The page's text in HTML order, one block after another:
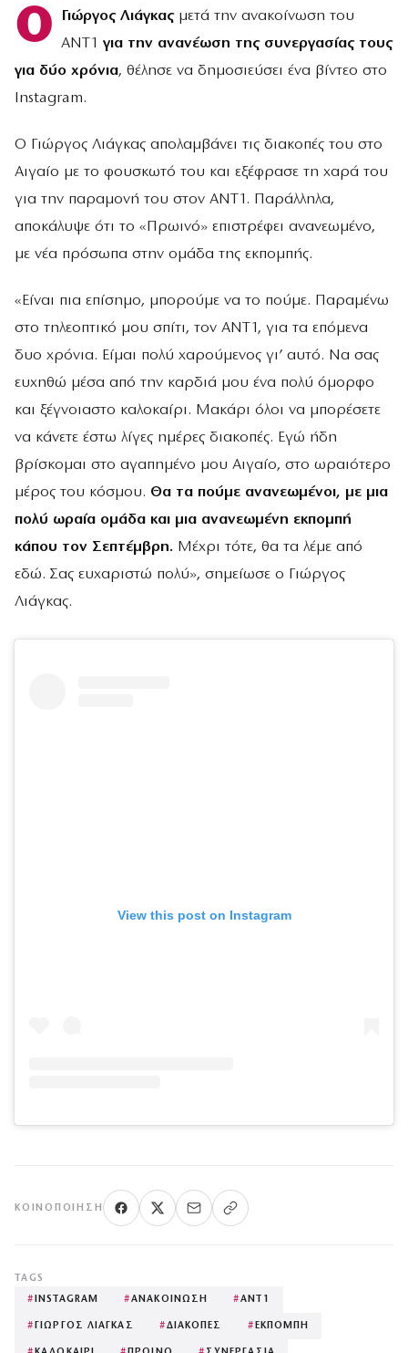
Ο Γιώργος Λιάγκαςμετά την ανακοίνωση του
ΑΝΤ1 για την ανανέωση της συνεργασίας τους
για δύο χρόνια, θέλησε να δημοσιεύσει ένα βίντεο στο
Instagram.
Ο Γιώργος Λιάγκας απολαμβάνει τις διακοπές του στο
Αιγαίο με το φουσκωτό του και εξέφρασε τη χαρά του
για την παραμονή του στον ΑΝΤ1. Παράλληλα,
αποκάλυψε ότι το «Πρωινό» επιστρέφει ανανεωμένο,
με νέα πρόσωπα στην ομάδα της εκπομπής.
«Είναι πια επίσημο, μπορούμε να το πούμε. Παραμένω
στο τηλεοπτικό μου σπίτι, τον ΑΝΤ1, για τα επόμενα
δυο χρόνια. Είμαι πολύ χαρούμενος γι’ αυτό. Να σας
ευχηθώ μέσα από την καρδιά μου ένα πολύ όμορφο
και ξέγνοιαστο καλοκαίρι. Μακάρι όλοι να μπορέσετε
να κάνετε έστω λίγες ημέρες διακοπές. Εγώ ήδη
βρίσκομαι στο αγαπημένο μου Αιγαίο, στο ωραιότερο
μέρος του κόσμου. Θα τα πούμε ανανεωμένοι, με μια
πολύ ωραία ομάδα και μια ανανεωμένη εκπομπή
κάπου τον Σεπτέμβρη. Μέχρι τότε, θα τα λέμε από
εδώ. Σας ευχαριστώ πολύ», σημείωσε ο Γιώργος
Λιάγκας.
View this post on Instagram
ΚΟΙΝΟΠΟΊΗΣΗ
TAGS
# INSTAGRAM #ΑΝΑΚΟΙΝΩΣΗ #ΑΝΤ1
# ΓΙΩΡΓΟΣ ΛΙΑΓΚΑΣ #ΔΙΑΚΟΠΕΣ # ΕΚΠΟΜΠΗ